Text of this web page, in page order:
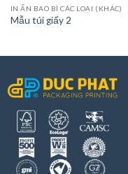
IN ẤN BAO BÌ CÁC LOẠI (KHÁC)
Mẫu túi giấy 2